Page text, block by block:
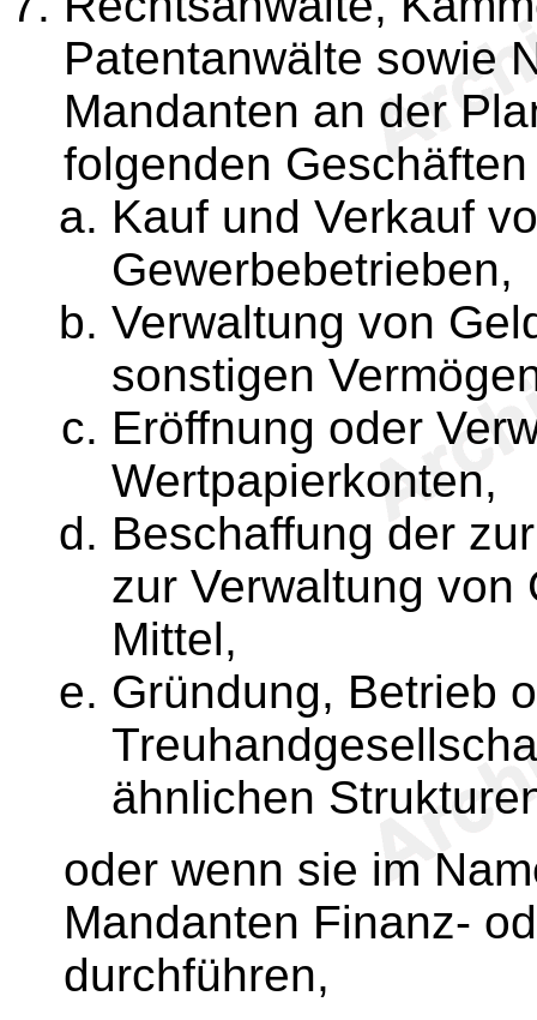
Patentanwälte sowie
Mandanten an der
folgenden
Kauf und Verkauf
Gewerbebetrieben,
Verwaltung von
sonstigen
Eröffnung oder
Wertpapierkonten,
Beschaffung der
zur Verwaltung von
Mittel,
Gründung, Betrieb
ähnlichen
oder wenn sie im
Mandanten Finanz-
durchführen,